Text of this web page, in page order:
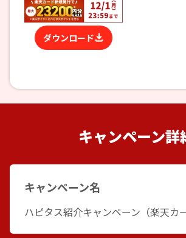
ダウンロード
キャンペーン詳
キャンペーン名
ハピタス紹介キャンペーン（楽天カー